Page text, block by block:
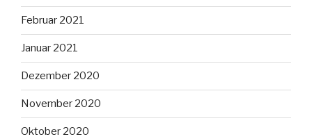
Februar 2021
Januar 2021
Dezember 2020
November 2020
Oktober 2020